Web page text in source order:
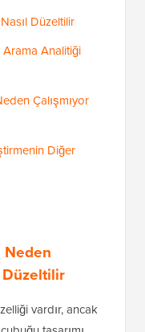
Düzeltilir
Analitiği
Çalışmıyor
Diğer
Neden
Düzeltilir
vardır, ancak